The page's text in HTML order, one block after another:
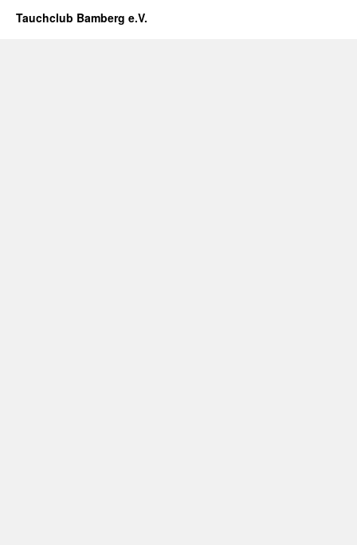
Tauchclub Bamberg e.V.